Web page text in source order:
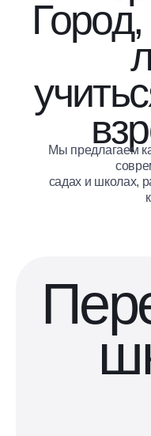
Мы предлагаем
садах и школах,